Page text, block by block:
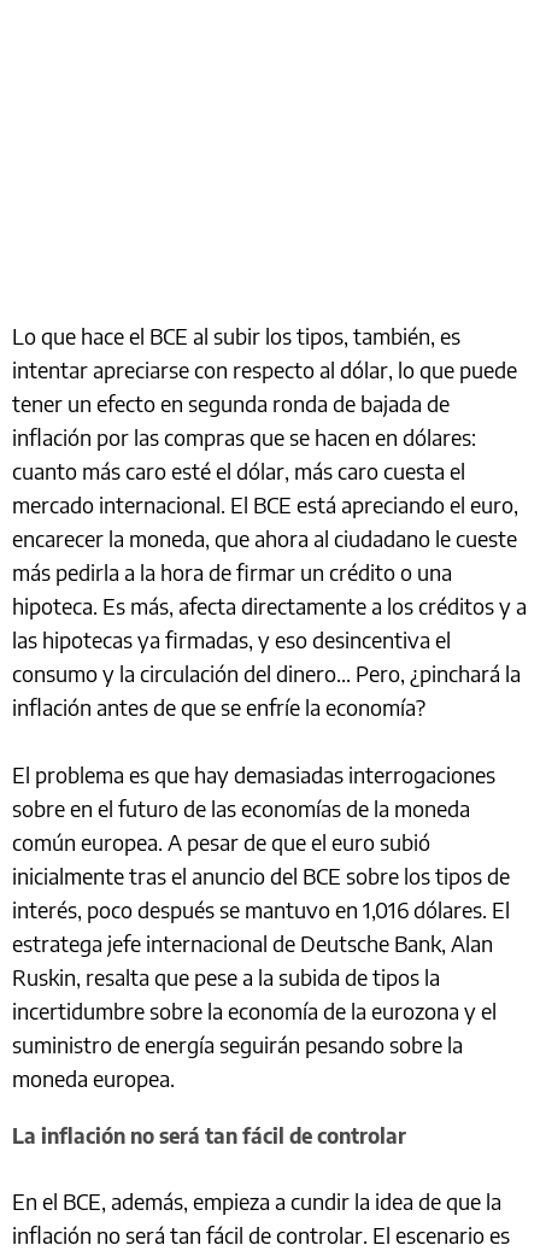
Lo que hace el BCE al subir los tipos, también, es
intentar apreciarse con respecto al dólar, lo que puede
tener un efecto en segunda ronda de bajada de
inflación por las compras que se hacen en dólares:
cuanto más caro esté el dólar, más caro cuesta el
mercado internacional. El BCE está apreciando el euro,
encarecer la moneda, que ahora al ciudadano le cueste
más pedirla a la hora de firmar un crédito o una
hipoteca. Es más, afecta directamente a los créditos y a
las hipotecas ya firmadas, y eso desincentiva el
consumo y la circulación del dinero... Pero, ¿pinchará la
inflación antes de que se enfríe la economía?
El problema es que hay demasiadas interrogaciones
sobre en el futuro de las economías de la moneda
común europea. A pesar de que el euro subió
inicialmente tras el anuncio del BCE sobre los tipos de
interés, poco después se mantuvo en 1,016 dólares. El
estratega jefe internacional de Deutsche Bank, Alan
Ruskin, resalta que pese a la subida de tipos la
incertidumbre sobre la economía de la eurozona y el
suministro de energía seguirán pesando sobre la
moneda europea.
La inflación no será tan fácil de controlar
En el BCE, además, empieza a cundir la idea de que la
inflación no será tan fácil de controlar. El escenario es